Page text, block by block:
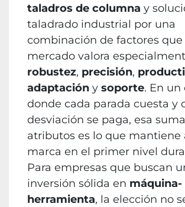
taladros de columna y
taladrado industrial por una
combinación de factores que
mercado valora
robustez, precisión,
adaptación y soporte. En
donde cada parada cuesta y
desviación se paga, esa
atributos es lo que mantiene
marca en el primer nivel
Para empresas que buscan
inversión sólida en máquina-
herramienta, la elección no